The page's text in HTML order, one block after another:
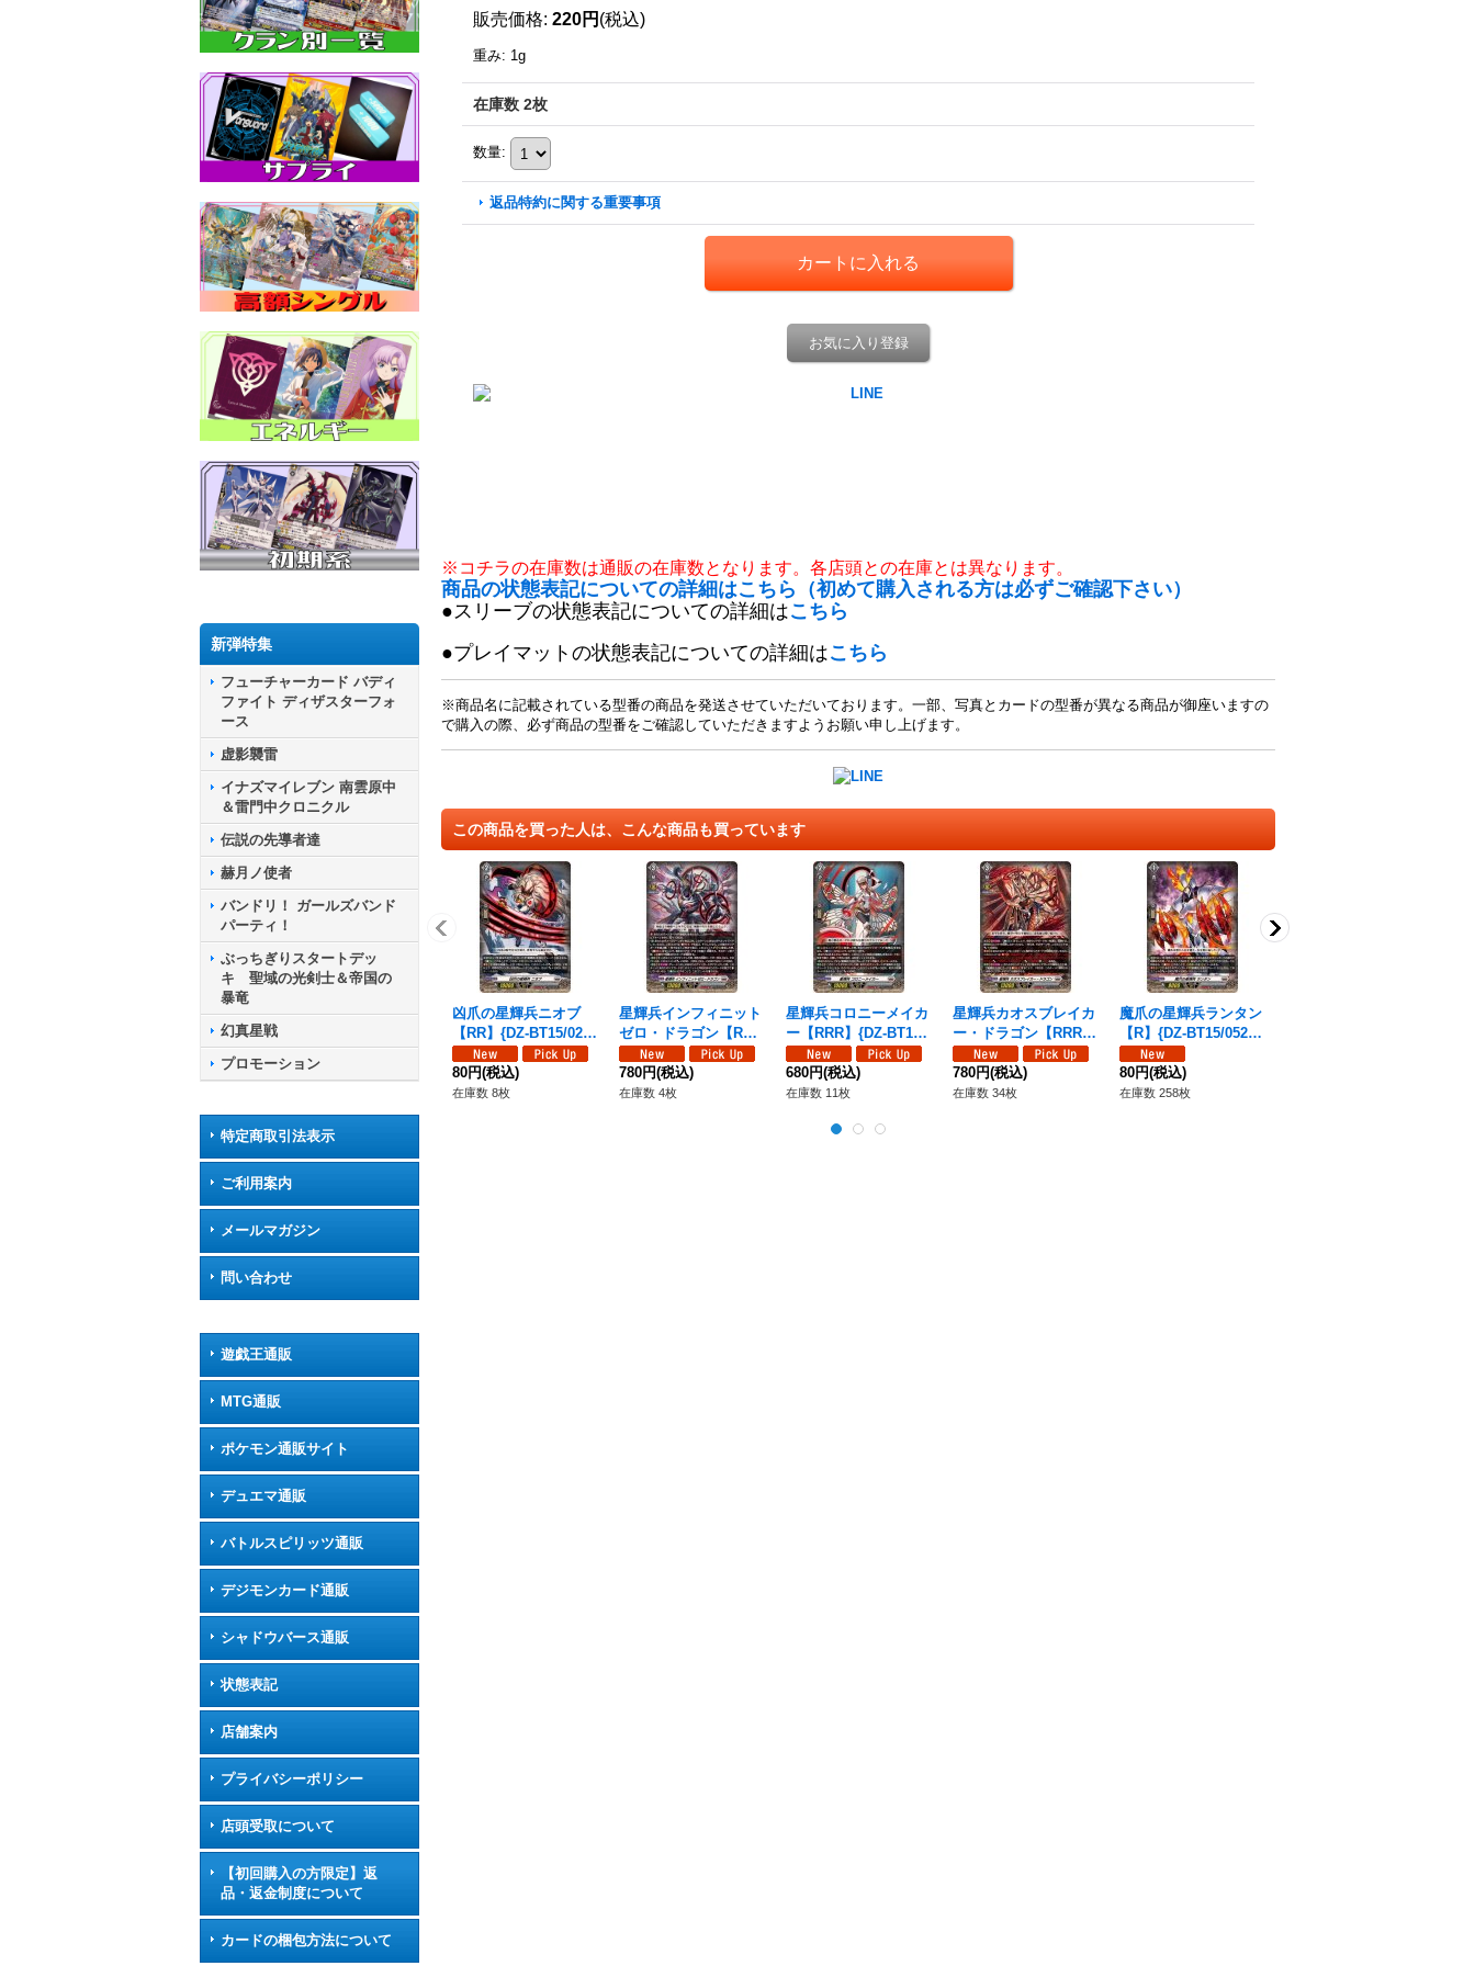
新弾特集
フューチャーカード バディ
ファイト ディザスターフォ
ース
虚影襲雷
イナズマイレブン 南雲原中
＆雷門中クロニクル
伝説の先導者達
赫月ノ使者
バンドリ！ ガールズバンド
パーティ！
ぶっちぎりスタートデッ
キ 聖域の光剣士＆帝国の
暴竜
幻真星戦
プロモーション
特定商取引法表示
ご利用案内
メールマガジン
問い合わせ
遊戯王通販
MTG通販
ポケモン通販サイト
デュエマ通販
バトルスピリッツ通販
デジモンカード通販
シャドウバース通販
状態表記
店舗案内
プライバシーポリシー
店頭受取について
【初回購入の方限定】返
品・返金制度について
カードの梱包方法について
販売価格: 220円 (税込)
重み: 1g
在庫数 2枚
数量:
返品特約に関する重要事項
お気に入り登録
※コチラの在庫数は通販の在庫数となります。各店頭との在庫とは異なります。
商品の状態表記についての詳細はこちら（初めて購入される方は必ずご確認下さい）
●スリーブの状態表記についての詳細はこちら
●プレイマットの状態表記についての詳細はこちら
※商品名に記載されている型番の商品を発送させていただいております。一部、写真とカードの型番が異なる商品が御座いますの
で購入の際、必ず商品の型番をご確認していただきますようお願い申し上げます。
この商品を買った人は、こんな商品も買っています
凶爪の星輝兵ニオブ
【RR】{DZ-BT15/028}
《ブラントゲート》
80円(税込)
在庫数 8枚
星輝兵インフィニット
ゼロ・ドラゴン【RR
R】{DZ-BT15/009}
《ブラントゲート》
780円(税込)
在庫数 4枚
星輝兵コロニーメイカ
ー【RRR】{DZ-BT15/
011}《ブラントゲー
ト》
680円(税込)
在庫数 11枚
星輝兵カオスブレイカ
ー・ドラゴン【RRR】
{DZ-BT15/010}《ブラ
ントゲート》
780円(税込)
在庫数 34枚
魔爪の星輝兵ランタン
【R】{DZ-BT15/052}
《ブラントゲート》
80円(税込)
在庫数 258枚